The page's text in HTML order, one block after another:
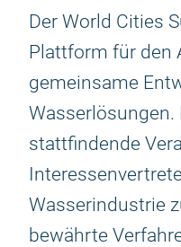
Der World Cities
Plattform für den
gemeinsame
Wasserlösungen.
stattfindende
Wasserindustrie
bewährte